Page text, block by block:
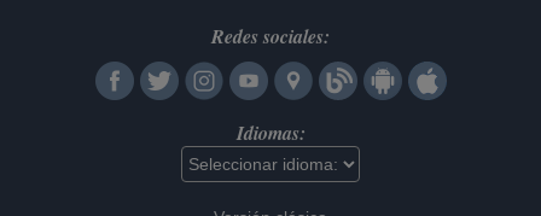
Redes sociales:
Idiomas: